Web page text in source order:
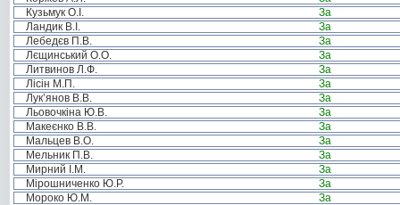
Кузьмук О.І.
За
Ландик В.І.
За
Лебедєв П.В.
За
Лєщинський О.О.
За
Литвинов Л.Ф.
За
Лісін М.П.
За
Лук’янов В.В.
За
Льовочкіна Ю.В.
За
Макеєнко В.В.
За
Мальцев В.О.
За
Мельник П.В.
За
Мирний І.М.
За
Мірошниченко Ю.Р.
За
Мороко Ю.М.
За